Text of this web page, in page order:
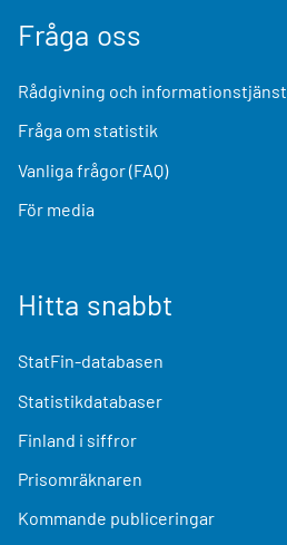
Fråga oss
Rådgivning och informationstjänst
Fråga om statistik
Vanliga frågor (FAQ)
För media
Hitta snabbt
StatFin-databasen
Statistikdatabaser
Finland i siffror
Prisomräknaren
Kommande publiceringar